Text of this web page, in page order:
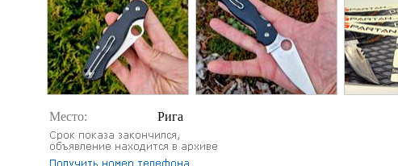
Место: Рига